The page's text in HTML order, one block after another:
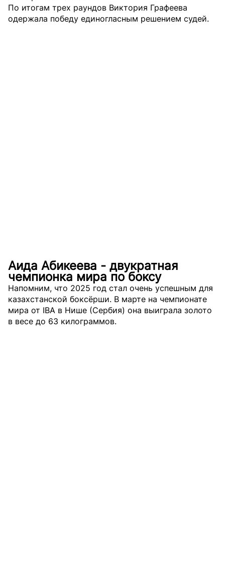
По итогам трех раундов Виктория Графеева
одержала победу единогласным решением судей.
Аида Абикеева - двукратная
чемпионка мира по боксу
Напомним, что 2025 год стал очень успешным для
казахстанской боксёрши. В марте на чемпионате
мира от IBA в Нише (Сербия) она выиграла золото
в весе до 63 килограммов.